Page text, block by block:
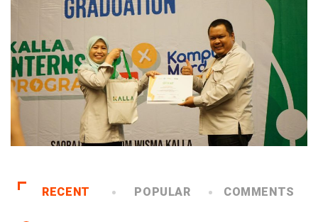
RECENT POPULAR COMMENTS